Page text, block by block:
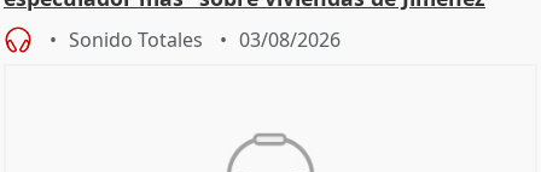
Becerril
Sonido Totales 03/08/2026